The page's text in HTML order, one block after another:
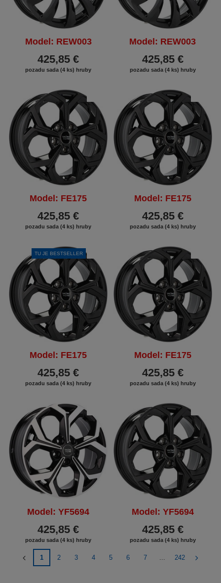
Model: REW003
425,85 €
pozadu sada (4 ks) hruby
Model: REW003
425,85 €
pozadu sada (4 ks) hruby
Model: FE175
425,85 €
pozadu sada (4 ks) hruby
Model: FE175
425,85 €
pozadu sada (4 ks) hruby
TU JE BESTSELLER
Model: FE175
425,85 €
pozadu sada (4 ks) hruby
Model: FE175
425,85 €
pozadu sada (4 ks) hruby
Model: YF5694
425,85 €
pozadu sada (4 ks) hruby
Model: YF5694
425,85 €
pozadu sada (4 ks) hruby
1 2 3 4 5 6 7 242